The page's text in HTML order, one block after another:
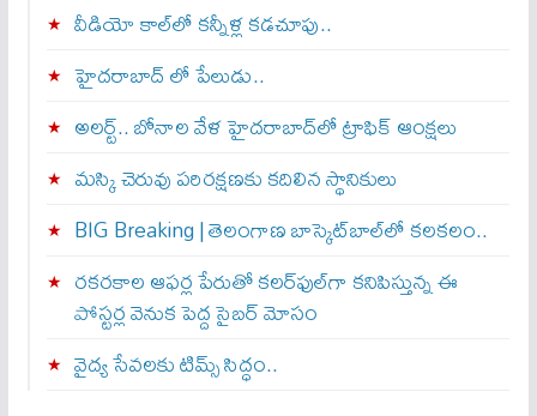
వీడియో కాల్‌లో కన్నీళ్ల కడచూపు..
హైదరాబాద్ లో పేలుడు..
అలర్ట్‌.. బోనాల వేళ హైదరాబాద్‌లో ట్రాఫిక్‌ ఆంక్షలు
మస్కి చెరువు పరిరక్షణకు కదిలిన స్థానికులు
BIG Breaking | తెలంగాణ బాస్కెట్‌బాల్‌లో కలకలం..
రకరకాల ఆఫర్ల పేరుతో కలర్‌ఫుల్‌గా కనిపిస్తున్న ఈ
పోస్టర్ల వెనుక పెద్ద సైబర్ మోసం
వైద్య సేవలకు టిమ్స్‌ సిద్ధం..